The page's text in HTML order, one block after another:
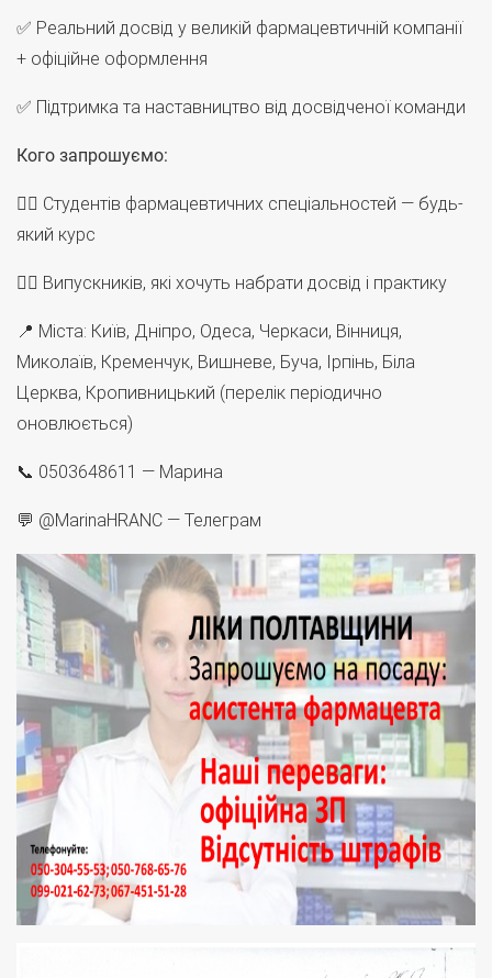
✅ Реальний досвід у великій фармацевтичній компанії
+ офіційне оформлення
✅ Підтримка та наставництво від досвідченої команди
Кого запрошуємо:
👩‍⚕️ Студентів фармацевтичних спеціальностей — будь-
який курс
👩‍⚕️ Випускників, які хочуть набрати досвід і практику
📍 Міста: Київ, Дніпро, Одеса, Черкаси, Вінниця,
Миколаїв, Кременчук, Вишневе, Буча, Ірпінь, Біла
Церква, Кропивницький (перелік періодично
оновлюється)
📞 0503648611 — Марина
💬 @MarinaHRANC — Телеграм